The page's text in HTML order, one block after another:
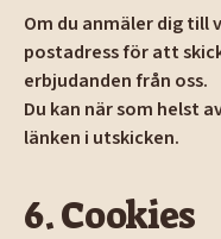
Om du anmäler dig till
postadress för att
erbjudanden från oss.
Du kan när som helst
länken i utskicken.
6. Cookies